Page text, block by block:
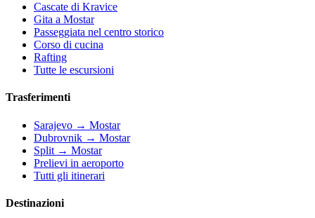
Cascate di Kravice
Gita a Mostar
Passeggiata nel centro storico
Corso di cucina
Rafting
Tutte le escursioni
Trasferimenti
Sarajevo → Mostar
Dubrovnik → Mostar
Split → Mostar
Prelievi in aeroporto
Tutti gli itinerari
Destinazioni